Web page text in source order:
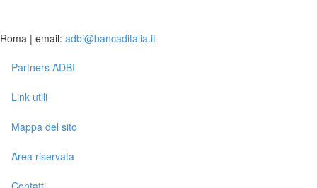
Roma | email: adbi@bancaditalia.it
Partners ADBI
Link utili
Mappa del sito
Area riservata